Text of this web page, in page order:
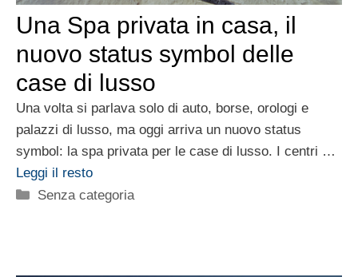
Una Spa privata in casa, il
nuovo status symbol delle
case di lusso
Una volta si parlava solo di auto, borse, orologi e
palazzi di lusso, ma oggi arriva un nuovo status
symbol: la spa privata per le case di lusso. I centri …
Leggi il resto
Categorie
Senza categoria